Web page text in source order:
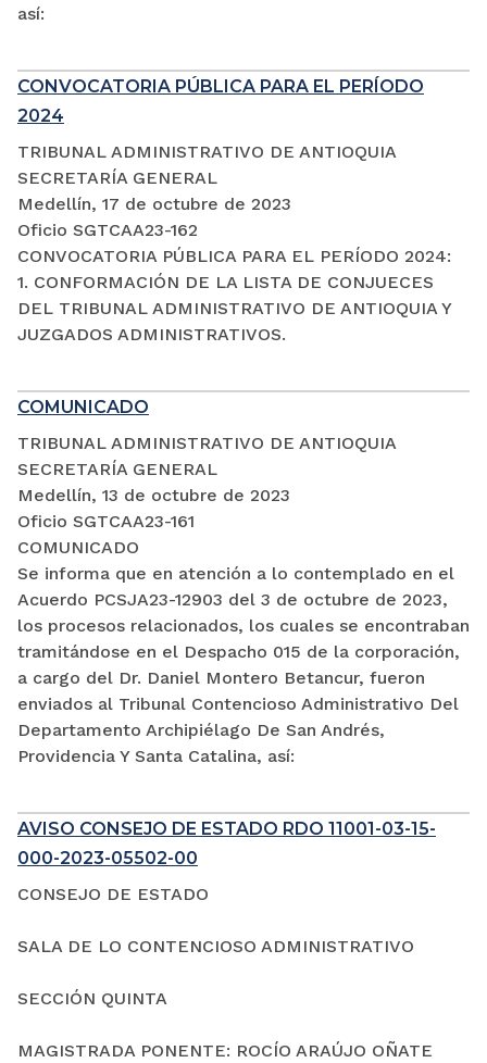
así:
CONVOCATORIA PÚBLICA PARA EL PERÍODO
2024
TRIBUNAL ADMINISTRATIVO DE ANTIOQUIA
SECRETARÍA GENERAL
Medellín, 17 de octubre de 2023
Oficio SGTCAA23-162
CONVOCATORIA PÚBLICA PARA EL PERÍODO 2024:
1. CONFORMACIÓN DE LA LISTA DE CONJUECES
DEL TRIBUNAL ADMINISTRATIVO DE ANTIOQUIA Y
JUZGADOS ADMINISTRATIVOS.
COMUNICADO
TRIBUNAL ADMINISTRATIVO DE ANTIOQUIA
SECRETARÍA GENERAL
Medellín, 13 de octubre de 2023
Oficio SGTCAA23-161
COMUNICADO
Se informa que en atención a lo contemplado en el
Acuerdo PCSJA23-12903 del 3 de octubre de 2023,
los procesos relacionados, los cuales se encontraban
tramitándose en el Despacho 015 de la corporación,
a cargo del Dr. Daniel Montero Betancur, fueron
enviados al Tribunal Contencioso Administrativo Del
Departamento Archipiélago De San Andrés,
Providencia Y Santa Catalina, así:
AVISO CONSEJO DE ESTADO RDO 11001-03-15-
000-2023-05502-00
CONSEJO DE ESTADO
SALA DE LO CONTENCIOSO ADMINISTRATIVO
SECCIÓN QUINTA
MAGISTRADA PONENTE: ROCÍO ARAÚJO OÑATE